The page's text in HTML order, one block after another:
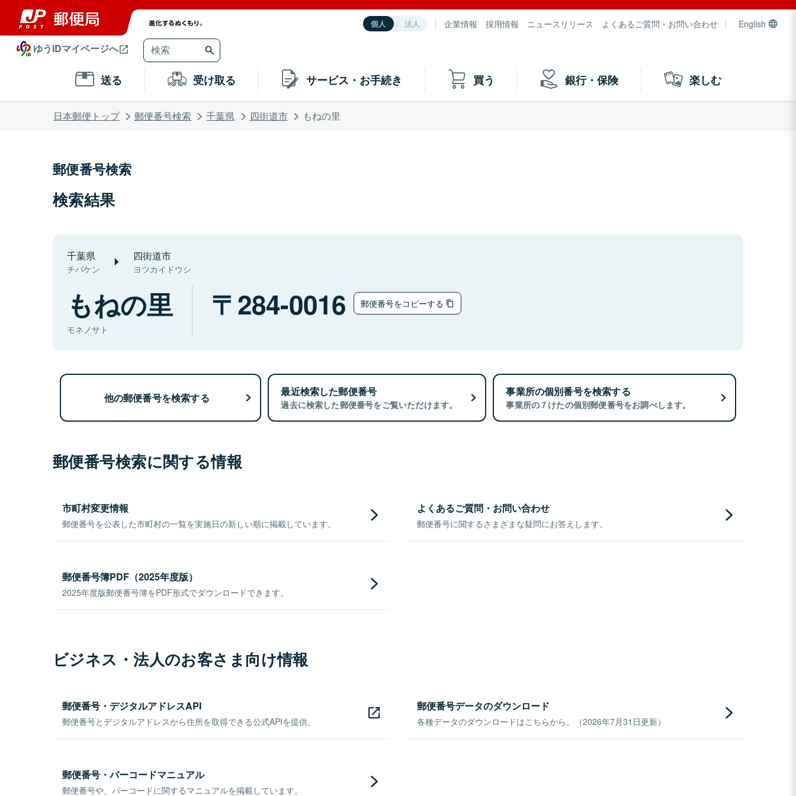
個人 法人 企業情報 採用情報 ニュースリリース よくあるご質問・お問い合わせ English
ゆうIDマイページへ
送る 受け取る サービス・お手続き 買う 銀行・保険 楽しむ
日本郵便トップ 郵便番号検索 千葉県 四街道市 もねの里
郵便番号検索
検索結果
千葉県
チバケン
四街道市
ヨツカイドウシ
もねの里
モネノサト
284-0016 郵便番号をコピーする
他の郵便番号を検索する 最近検索した郵便番号
過去に検索した郵便番号をご覧いただけます。
事業所の個別番号を検索する
事業所の７けたの個別郵便番号をお調べします。
郵便番号検索に関する情報
市町村変更情報
郵便番号を公表した市町村の一覧を実施日の新しい順に掲載しています。
よくあるご質問・お問い合わせ
郵便番号に関するさまざまな疑問にお答えします。
郵便番号簿PDF（2025年度版）
2025年度版郵便番号簿をPDF形式でダウンロードできます。
ビジネス・法人のお客さま向け情報
郵便番号・デジタルアドレスAPI
郵便番号とデジタルアドレスから住所を取得できる公式APIを提供。
郵便番号データのダウンロード
各種データのダウンロードはこちらから。（2026年7月31日更新）
郵便番号・バーコードマニュアル
郵便番号や、バーコードに関するマニュアルを掲載しています。